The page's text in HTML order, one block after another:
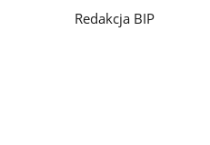
Redakcja BIP